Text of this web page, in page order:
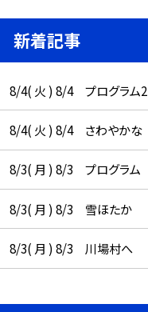
新着記事
8/4( 火 ) 8/4 プログラム2
8/4( 火 ) 8/4 さわやかな
8/3( 月 ) 8/3 プログラム
8/3( 月 ) 8/3 雪ほたか
8/3( 月 ) 8/3 川場村へ